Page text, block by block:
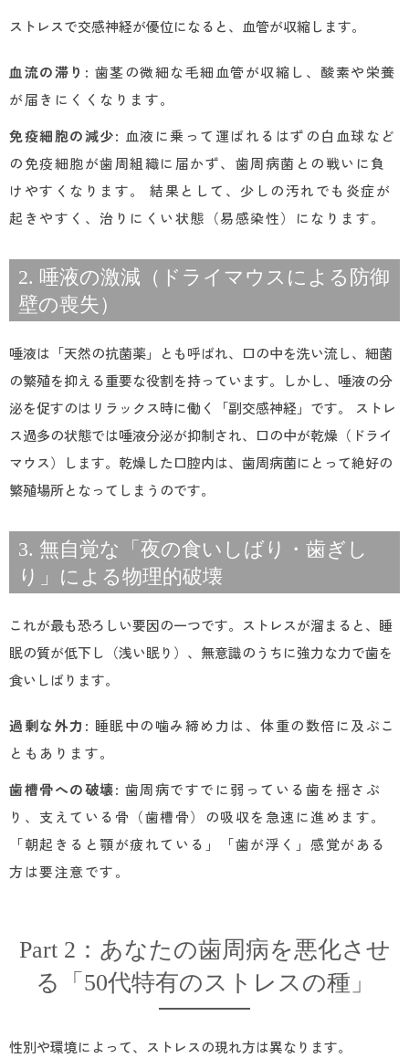
ストレスで交感神経が優位になると、血管が収縮します。
血流の滞り : 歯茎の微細な毛細血管が収縮し、酸素や栄養
が届きにくくなります。
免疫細胞の減少: 血液に乗って運ばれるはずの白血球など
の免疫細胞が歯周組織に届かず、歯周病菌との戦いに負
けやすくなります。 結果として、少しの汚れでも炎症が
起きやすく、治りにくい状態（易感染性）になります。
2. 唾液の激減（ドライマウスによる防御
壁の喪失）
唾液は「天然の抗菌薬」とも呼ばれ、口の中を洗い流し、細菌
の繁殖を抑える重要な役割を持っています。しかし、唾液の分
泌を促すのはリラックス時に働く「副交感神経」です。 ストレ
ス過多の状態では唾液分泌が抑制され、口の中が乾燥（ドライ
マウス）します。乾燥した口腔内は、歯周病菌にとって絶好の
繁殖場所となってしまうのです。
3. 無自覚な「夜の食いしばり・歯ぎし
り」による物理的破壊
これが最も恐ろしい要因の一つです。ストレスが溜まると、睡
眠の質が低下し（浅い眠り）、無意識のうちに強力な力で歯を
食いしばります。
過剰な外力 : 睡眠中の噛み締め力は、体重の数倍に及ぶこ
ともあります。
歯槽骨への破壊: 歯周病ですでに弱っている歯を揺さぶ
り、支えている骨（歯槽骨）の吸収を急速に進めます。
「朝起きると顎が疲れている」「歯が浮く」感覚がある
方は要注意です。
Part 2：あなたの歯周病を悪化させ
る「50代特有のストレスの種」
性別や環境によって、ストレスの現れ方は異なります。